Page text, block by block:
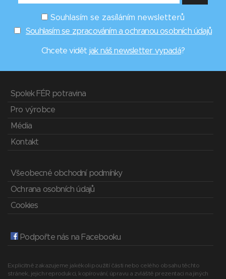
Souhlasím se zasíláním newsletterů
Souhlasím se zpracováním a ochranou osobních údajů
Chcete vidět jak náš newsletter vypadá?
Spolek FÉR potravina
Pro výrobce
Média
Kontakt
Všeobecné obchodní podmínky
Ochrana osobních údajů
Cookies
Podpořte nás na Facebooku
Explicitně zakazujeme jakékoli použití části nebo celého obsahu těchto
stránek, jejich reprodukci, kopírování, úpravu a zvláště prezentaci na jiných